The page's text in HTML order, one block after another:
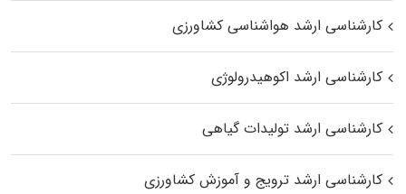
کارشناسی ارشد هواشناسی کشاورزی
کارشناسی ارشد اکوهیدرولوژی
کارشناسی ارشد تولیدات گیاهی
کارشناسی ارشد ترویج و آموزش کشاورزی